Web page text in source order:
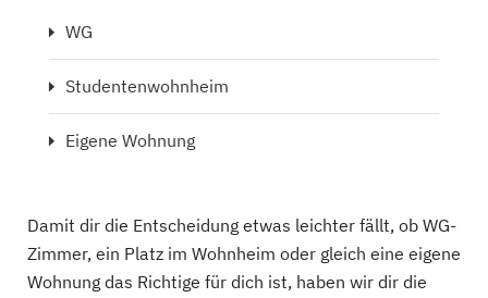
WG
Studentenwohnheim
Eigene Wohnung
Damit dir die Entscheidung etwas leichter fällt, ob WG-
Zimmer, ein Platz im Wohnheim oder gleich eine eigene
Wohnung das Richtige für dich ist, haben wir dir die